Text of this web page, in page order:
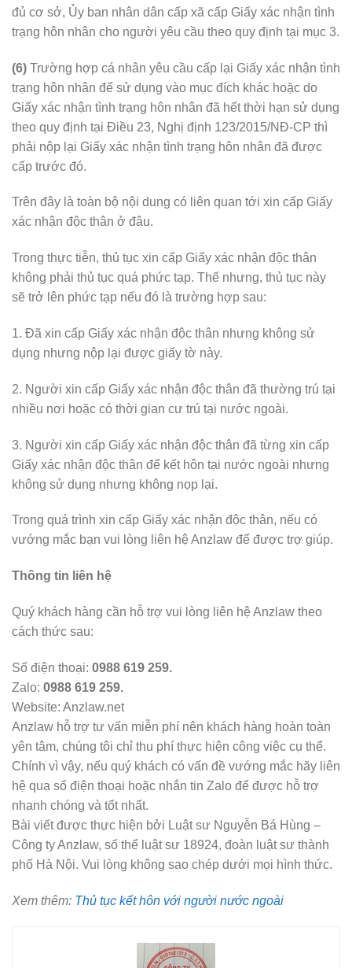
đủ cơ sở, Ủy ban nhân dân cấp xã cấp Giấy xác nhận tình
trạng hôn nhân cho người yêu cầu theo quy định tại mục 3.
(6) Trường hợp cá nhân yêu cầu cấp lại Giấy xác nhận tình
trạng hôn nhân để sử dụng vào mục đích khác hoặc do
Giấy xác nhận tình trạng hôn nhân đã hết thời hạn sử dụng
theo quy định tại Điều 23, Nghị định 123/2015/NĐ-CP thì
phải nộp lại Giấy xác nhận tình trạng hôn nhân đã được
cấp trước đó.
Trên đây là toàn bộ nội dung có liên quan tới xin cấp Giấy
xác nhận độc thân ở đâu.
Trong thực tiễn, thủ tục xin cấp Giấy xác nhận độc thân
không phải thủ tục quá phức tạp. Thế nhưng, thủ tục này
sẽ trở lên phức tạp nếu đó là trường hợp sau:
1. Đã xin cấp Giấy xác nhận độc thân nhưng không sử
dụng nhưng nộp lại được giấy tờ này.
2. Người xin cấp Giấy xác nhận độc thân đã thường trú tại
nhiều nơi hoặc có thời gian cư trú tại nước ngoài.
3. Người xin cấp Giấy xác nhận độc thân đã từng xin cấp
Giấy xác nhận độc thân để kết hôn tại nước ngoài nhưng
không sử dụng nhưng không nọp lại.
Trong quá trình xin cấp Giấy xác nhận độc thân, nếu có
vướng mắc bạn vui lòng liên hệ Anzlaw để được trợ giúp.
Thông tin liên hệ
Quý khách hàng cần hỗ trợ vui lòng liên hệ Anzlaw theo
cách thức sau:
Số điện thoại: 0988 619 259.
Zalo: 0988 619 259.
Website: Anzlaw.net
Anzlaw hỗ trợ tư vấn miễn phí nên khách hàng hoàn toàn
yên tâm, chúng tôi chỉ thu phí thực hiện công việc cụ thể.
Chính vì vậy, nếu quý khách có vấn đề vướng mắc hãy liên
hệ qua số điện thoại hoặc nhắn tin Zalo để được hỗ trợ
nhanh chóng và tốt nhất.
Bài viết được thực hiện bởi Luật sư Nguyễn Bá Hùng –
Công ty Anzlaw, số thể luật sư 18924, đoàn luật sư thành
phố Hà Nội. Vui lòng không sao chép dưới mọi hình thức.
Xem thêm: Thủ tục kết hôn với người nước ngoài